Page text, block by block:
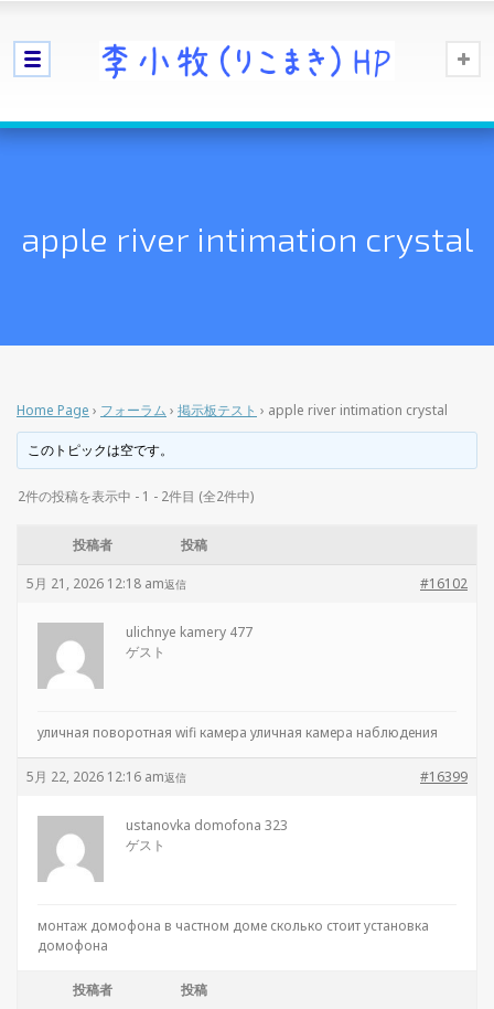
apple river intimation crystal
Home Page › フォーラム › 掲示板テスト › apple river intimation crystal
このトピックは空です。
2件の投稿を表示中 - 1 - 2件目 (全2件中)
投稿者 投稿
5月 21, 2026 12:18 am #16102
返信
ulichnye kamery 477
ゲスト
уличная поворотная wifi камера уличная камера наблюдения
5月 22, 2026 12:16 am #16399
返信
ustanovka domofona 323
ゲスト
монтаж домофона в частном доме сколько стоит установка
домофона
投稿者 投稿